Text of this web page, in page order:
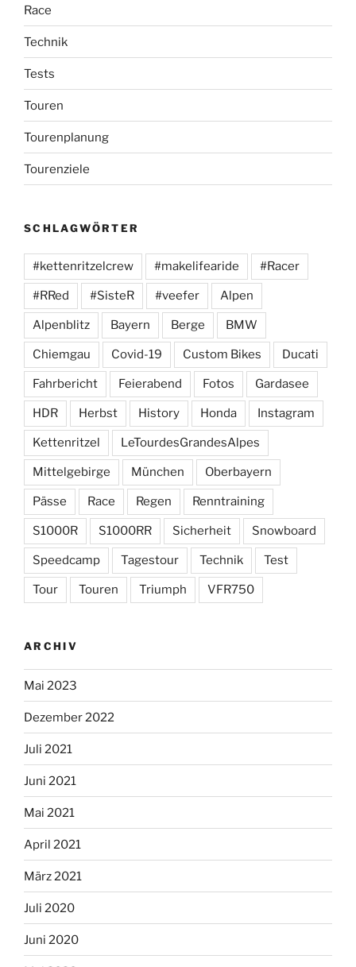
Race
Technik
Tests
Touren
Tourenplanung
Tourenziele
SCHLAGWÖRTER
#kettenritzelcrew #makelifearide #Racer
#RRed #SisteR #veefer Alpen
Alpenblitz Bayern Berge BMW
Chiemgau Covid-19 Custom Bikes Ducati
Fahrbericht Feierabend Fotos Gardasee
HDR Herbst History Honda Instagram
Kettenritzel LeTourdesGrandesAlpes
Mittelgebirge München Oberbayern
Pässe Race Regen Renntraining
S1000R S1000RR Sicherheit Snowboard
Speedcamp Tagestour Technik Test
Tour Touren Triumph VFR750
ARCHIV
Mai 2023
Dezember 2022
Juli 2021
Juni 2021
Mai 2021
April 2021
März 2021
Juli 2020
Juni 2020